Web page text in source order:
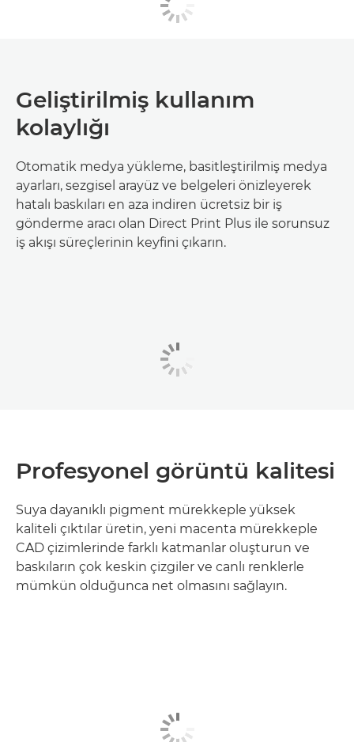
Geliştirilmiş kullanım
kolaylığı
Otomatik medya yükleme, basitleştirilmiş medya
ayarları, sezgisel arayüz ve belgeleri önizleyerek
hatalı baskıları en aza indiren ücretsiz bir iş
gönderme aracı olan Direct Print Plus ile sorunsuz
iş akışı süreçlerinin keyfini çıkarın.
Profesyonel görüntü kalitesi
Suya dayanıklı pigment mürekkeple yüksek
kaliteli çıktılar üretin, yeni macenta mürekkeple
CAD çizimlerinde farklı katmanlar oluşturun ve
baskıların çok keskin çizgiler ve canlı renklerle
mümkün olduğunca net olmasını sağlayın.